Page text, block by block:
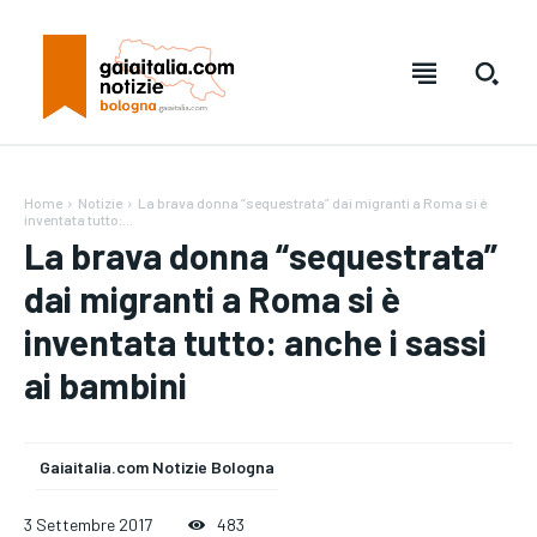
Home Notizie
La brava donna “sequestrata” dai migranti a Roma si è
inventata tutto:...
La brava donna “sequestrata”
dai migranti a Roma si è
inventata tutto: anche i sassi
ai bambini
Gaiaitalia.com Notizie Bologna
3 Settembre 2017 483